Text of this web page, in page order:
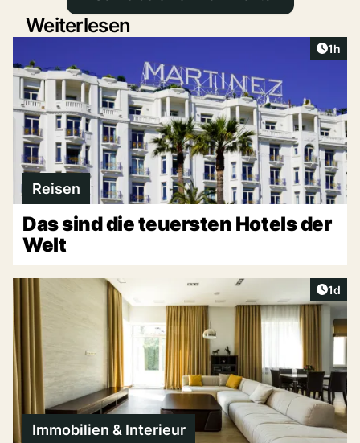
Weiterlesen
1h
Reisen
Das sind die teuersten Hotels der
Welt
1d
Immobilien & Interieur